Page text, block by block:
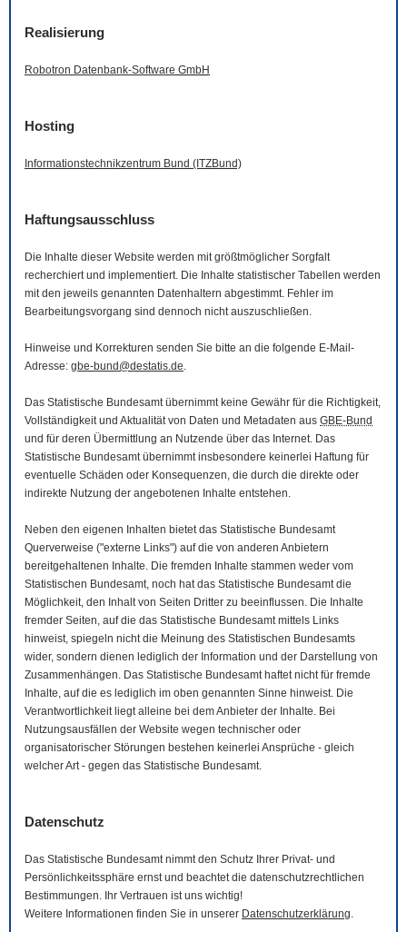
Realisierung
Robotron Datenbank-Software GmbH
Hosting
Informationstechnikzentrum Bund (ITZBund)
Haftungsausschluss
Die Inhalte dieser Website werden mit größtmöglicher Sorgfalt
recherchiert und implementiert. Die Inhalte statistischer Tabellen werden
mit den jeweils genannten Datenhaltern abgestimmt. Fehler im
Bearbeitungsvorgang sind dennoch nicht auszuschließen.
Hinweise und Korrekturen senden Sie bitte an die folgende E-Mail -
Adresse: gbe-bund@destatis.de.
Das Statistische Bundesamt übernimmt keine Gewähr für die Richtigkeit,
Vollständigkeit und Aktualität von Daten und Metadaten aus GBE-Bund
und für deren Übermittlung an Nutzende über das Internet. Das
Statistische Bundesamt übernimmt insbesondere keinerlei Haftung für
eventuelle Schäden oder Konsequenzen, die durch die direkte oder
indirekte Nutzung der angebotenen Inhalte entstehen.
Neben den eigenen Inhalten bietet das Statistische Bundesamt
Querverweise ("externe Links") auf die von anderen Anbietern
bereitgehaltenen Inhalte. Die fremden Inhalte stammen weder vom
Statistischen Bundesamt, noch hat das Statistische Bundesamt die
Möglichkeit, den Inhalt von Seiten Dritter zu beeinflussen. Die Inhalte
fremder Seiten, auf die das Statistische Bundesamt mittels Links
hinweist, spiegeln nicht die Meinung des Statistischen Bundesamts
wider, sondern dienen lediglich der Information und der Darstellung von
Zusammenhängen. Das Statistische Bundesamt haftet nicht für fremde
Inhalte, auf die es lediglich im oben genannten Sinne hinweist. Die
Verantwortlichkeit liegt alleine bei dem Anbieter der Inhalte. Bei
Nutzungsausfällen der Website wegen technischer oder
organisatorischer Störungen bestehen keinerlei Ansprüche - gleich
welcher Art - gegen das Statistische Bundesamt.
Datenschutz
Das Statistische Bundesamt nimmt den Schutz Ihrer Privat- und
Persönlichkeitssphäre ernst und beachtet die datenschutzrechtlichen
Bestimmungen. Ihr Vertrauen ist uns wichtig!
Weitere Informationen finden Sie in unserer Datenschutzerklärung.